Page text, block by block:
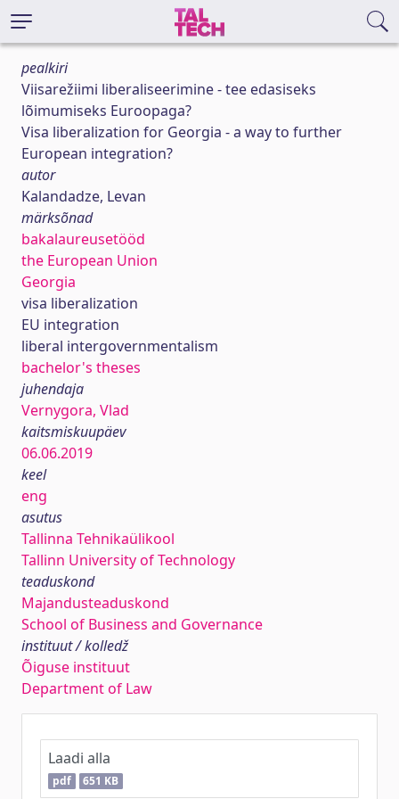
pealkiri
Viisarežiimi liberaliseerimine - tee edasiseks
lõimumiseks Euroopaga?
Visa liberalization for Georgia - a way to further
European integration?
autor
Kalandadze, Levan
märksõnad
bakalaureusetööd
the European Union
Georgia
visa liberalization
EU integration
liberal intergovernmentalism
bachelor's theses
juhendaja
Vernygora, Vlad
kaitsmiskuupäev
06.06.2019
keel
eng
asutus
Tallinna Tehnikaülikool
Tallinn University of Technology
teaduskond
Majandusteaduskond
School of Business and Governance
instituut / kolledž
Õiguse instituut
Department of Law
Laadi alla
pdf 651 KB